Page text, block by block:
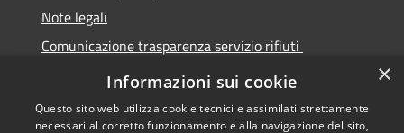
Note legali
Comunicazione trasparenza servizio rifiuti
Dichiarazione di accessibilità
×
Informazioni sui cookie
Questo sito web utilizza cookie tecnici e assimilati strettamente
necessari al corretto funzionamento e alla navigazione del sito,